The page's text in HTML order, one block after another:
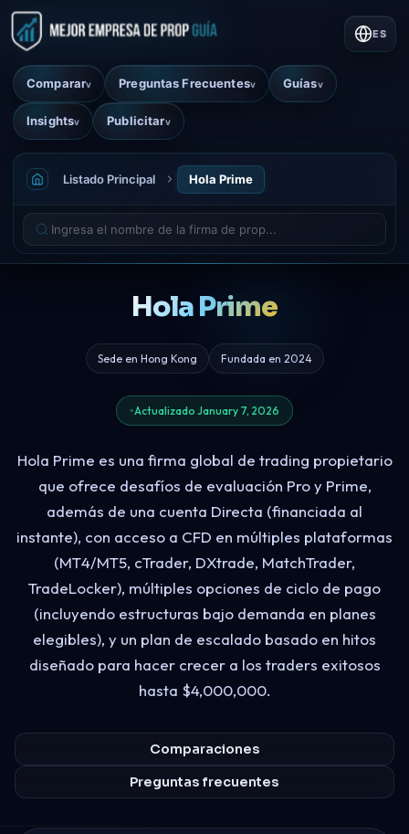
Compararv Preguntas Frecuentesv Guíasv
Insightsv Publicitarv
ES
Listado Principal Hola Prime
Hola Prime
Sede en Hong Kong Fundada en 2024
Actualizado January 7, 2026
Hola Prime es una firma global de trading propietario
que ofrece desafíos de evaluación Pro y Prime,
además de una cuenta Directa (financiada al
instante), con acceso a CFD en múltiples plataformas
(MT4/MT5, cTrader, DXtrade, MatchTrader,
TradeLocker), múltiples opciones de ciclo de pago
(incluyendo estructuras bajo demanda en planes
elegibles), y un plan de escalado basado en hitos
diseñado para hacer crecer a los traders exitosos
hasta $4,000,000.
Comparaciones
Preguntas frecuentes